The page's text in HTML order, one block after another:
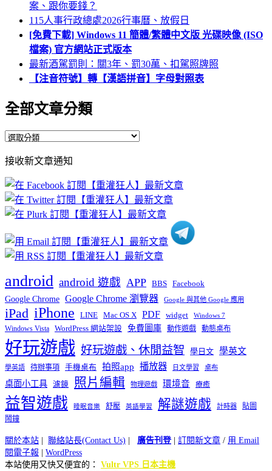
案、跟你要錢？
115人事行政總處2026行事曆、放假日
[免費下載] Windows 11 簡體/繁體中文版 光碟映像 (ISO
檔案) 官方網站正式版本
最新酒駕罰則：關3年、罰30萬、扣駕照牌照
【注音符號】轉【漢語拼音】字母對照表
全部文章分類
全
文
章
分
類
接收新文章通知
android android 遊戲 APP BBS Facebook
Google Chrome Google Chrome 瀏覽器 Google 與其他 Google 應用
iPad iPhone LINE Mac OS X PDF widget Windows 7
Windows Vista WordPress 網站架設 免費圖庫 動作遊戲 動態桌布
好玩遊戲 好玩遊戲、休閒益智 學日文 學英文
學英語 待辦事項 手機桌布 拍照app 播放器 日文學習 桌布
桌面小工具 濾鏡 照片編輯 物理遊戲 環境音 療癒
益智遊戲 睡眠音樂 舒壓 英語學習 解謎遊戲 計時器
貼圖
鬧鐘
關於本站 聯絡站長(Contact Us) 廣告刊登| 訂閱新文章 / 用 Email
閱電子報
WordPress
本站使用又快又便宜的： Vultr VPS 日本主機